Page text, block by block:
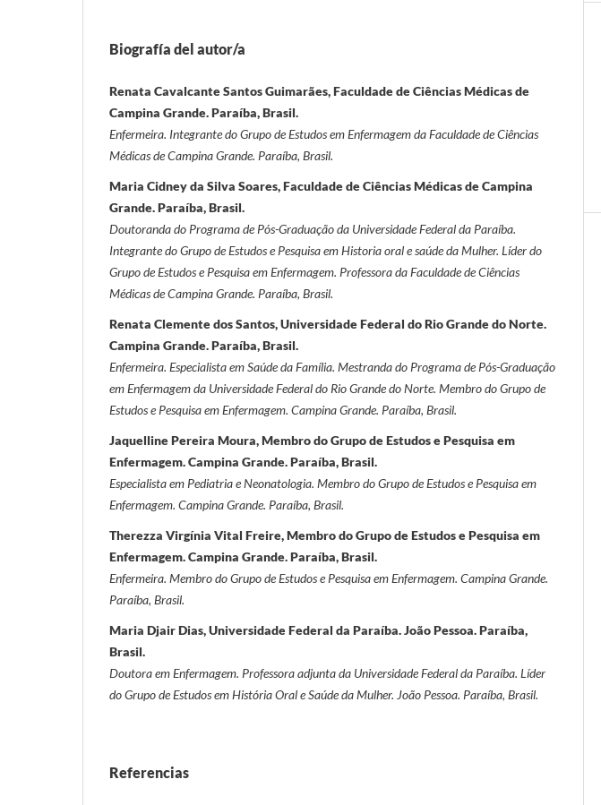
Biografía del autor/a
Renata Cavalcante Santos Guimarães, Faculdade de Ciências Médicas de
Campina Grande. Paraíba, Brasil.
Enfermeira. Integrante do Grupo de Estudos em Enfermagem da Faculdade de Ciências
Médicas de Campina Grande. Paraíba, Brasil.
Maria Cidney da Silva Soares, Faculdade de Ciências Médicas de Campina
Grande. Paraíba, Brasil.
Doutoranda do Programa de Pós-Graduação da Universidade Federal da Paraíba.
Integrante do Grupo de Estudos e Pesquisa em Historia oral e saúde da Mulher. Líder do
Grupo de Estudos e Pesquisa em Enfermagem. Professora da Faculdade de Ciências
Médicas de Campina Grande. Paraíba, Brasil.
Renata Clemente dos Santos, Universidade Federal do Rio Grande do Norte.
Campina Grande. Paraíba, Brasil.
Enfermeira. Especialista em Saúde da Família. Mestranda do Programa de Pós-Graduação
em Enfermagem da Universidade Federal do Rio Grande do Norte. Membro do Grupo de
Estudos e Pesquisa em Enfermagem. Campina Grande. Paraíba, Brasil.
Jaquelline Pereira Moura, Membro do Grupo de Estudos e Pesquisa em
Enfermagem. Campina Grande. Paraíba, Brasil.
Especialista em Pediatria e Neonatologia. Membro do Grupo de Estudos e Pesquisa em
Enfermagem. Campina Grande. Paraíba, Brasil.
Therezza Virgínia Vital Freire, Membro do Grupo de Estudos e Pesquisa em
Enfermagem. Campina Grande. Paraíba, Brasil.
Enfermeira. Membro do Grupo de Estudos e Pesquisa em Enfermagem. Campina Grande.
Paraíba, Brasil.
Maria Djair Dias, Universidade Federal da Paraíba. João Pessoa. Paraíba,
Brasil.
Doutora em Enfermagem. Professora adjunta da Universidade Federal da Paraíba. Líder
do Grupo de Estudos em História Oral e Saúde da Mulher. João Pessoa. Paraíba, Brasil.
Referencias